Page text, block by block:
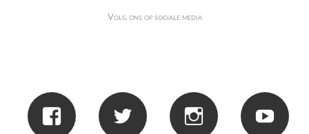
Volg ons op sociale media